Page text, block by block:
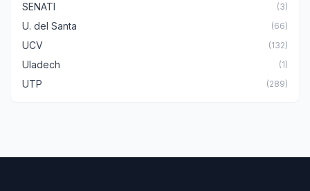
SENATI (3)
U. del Santa (66)
UCV (132)
Uladech (1)
UTP (289)